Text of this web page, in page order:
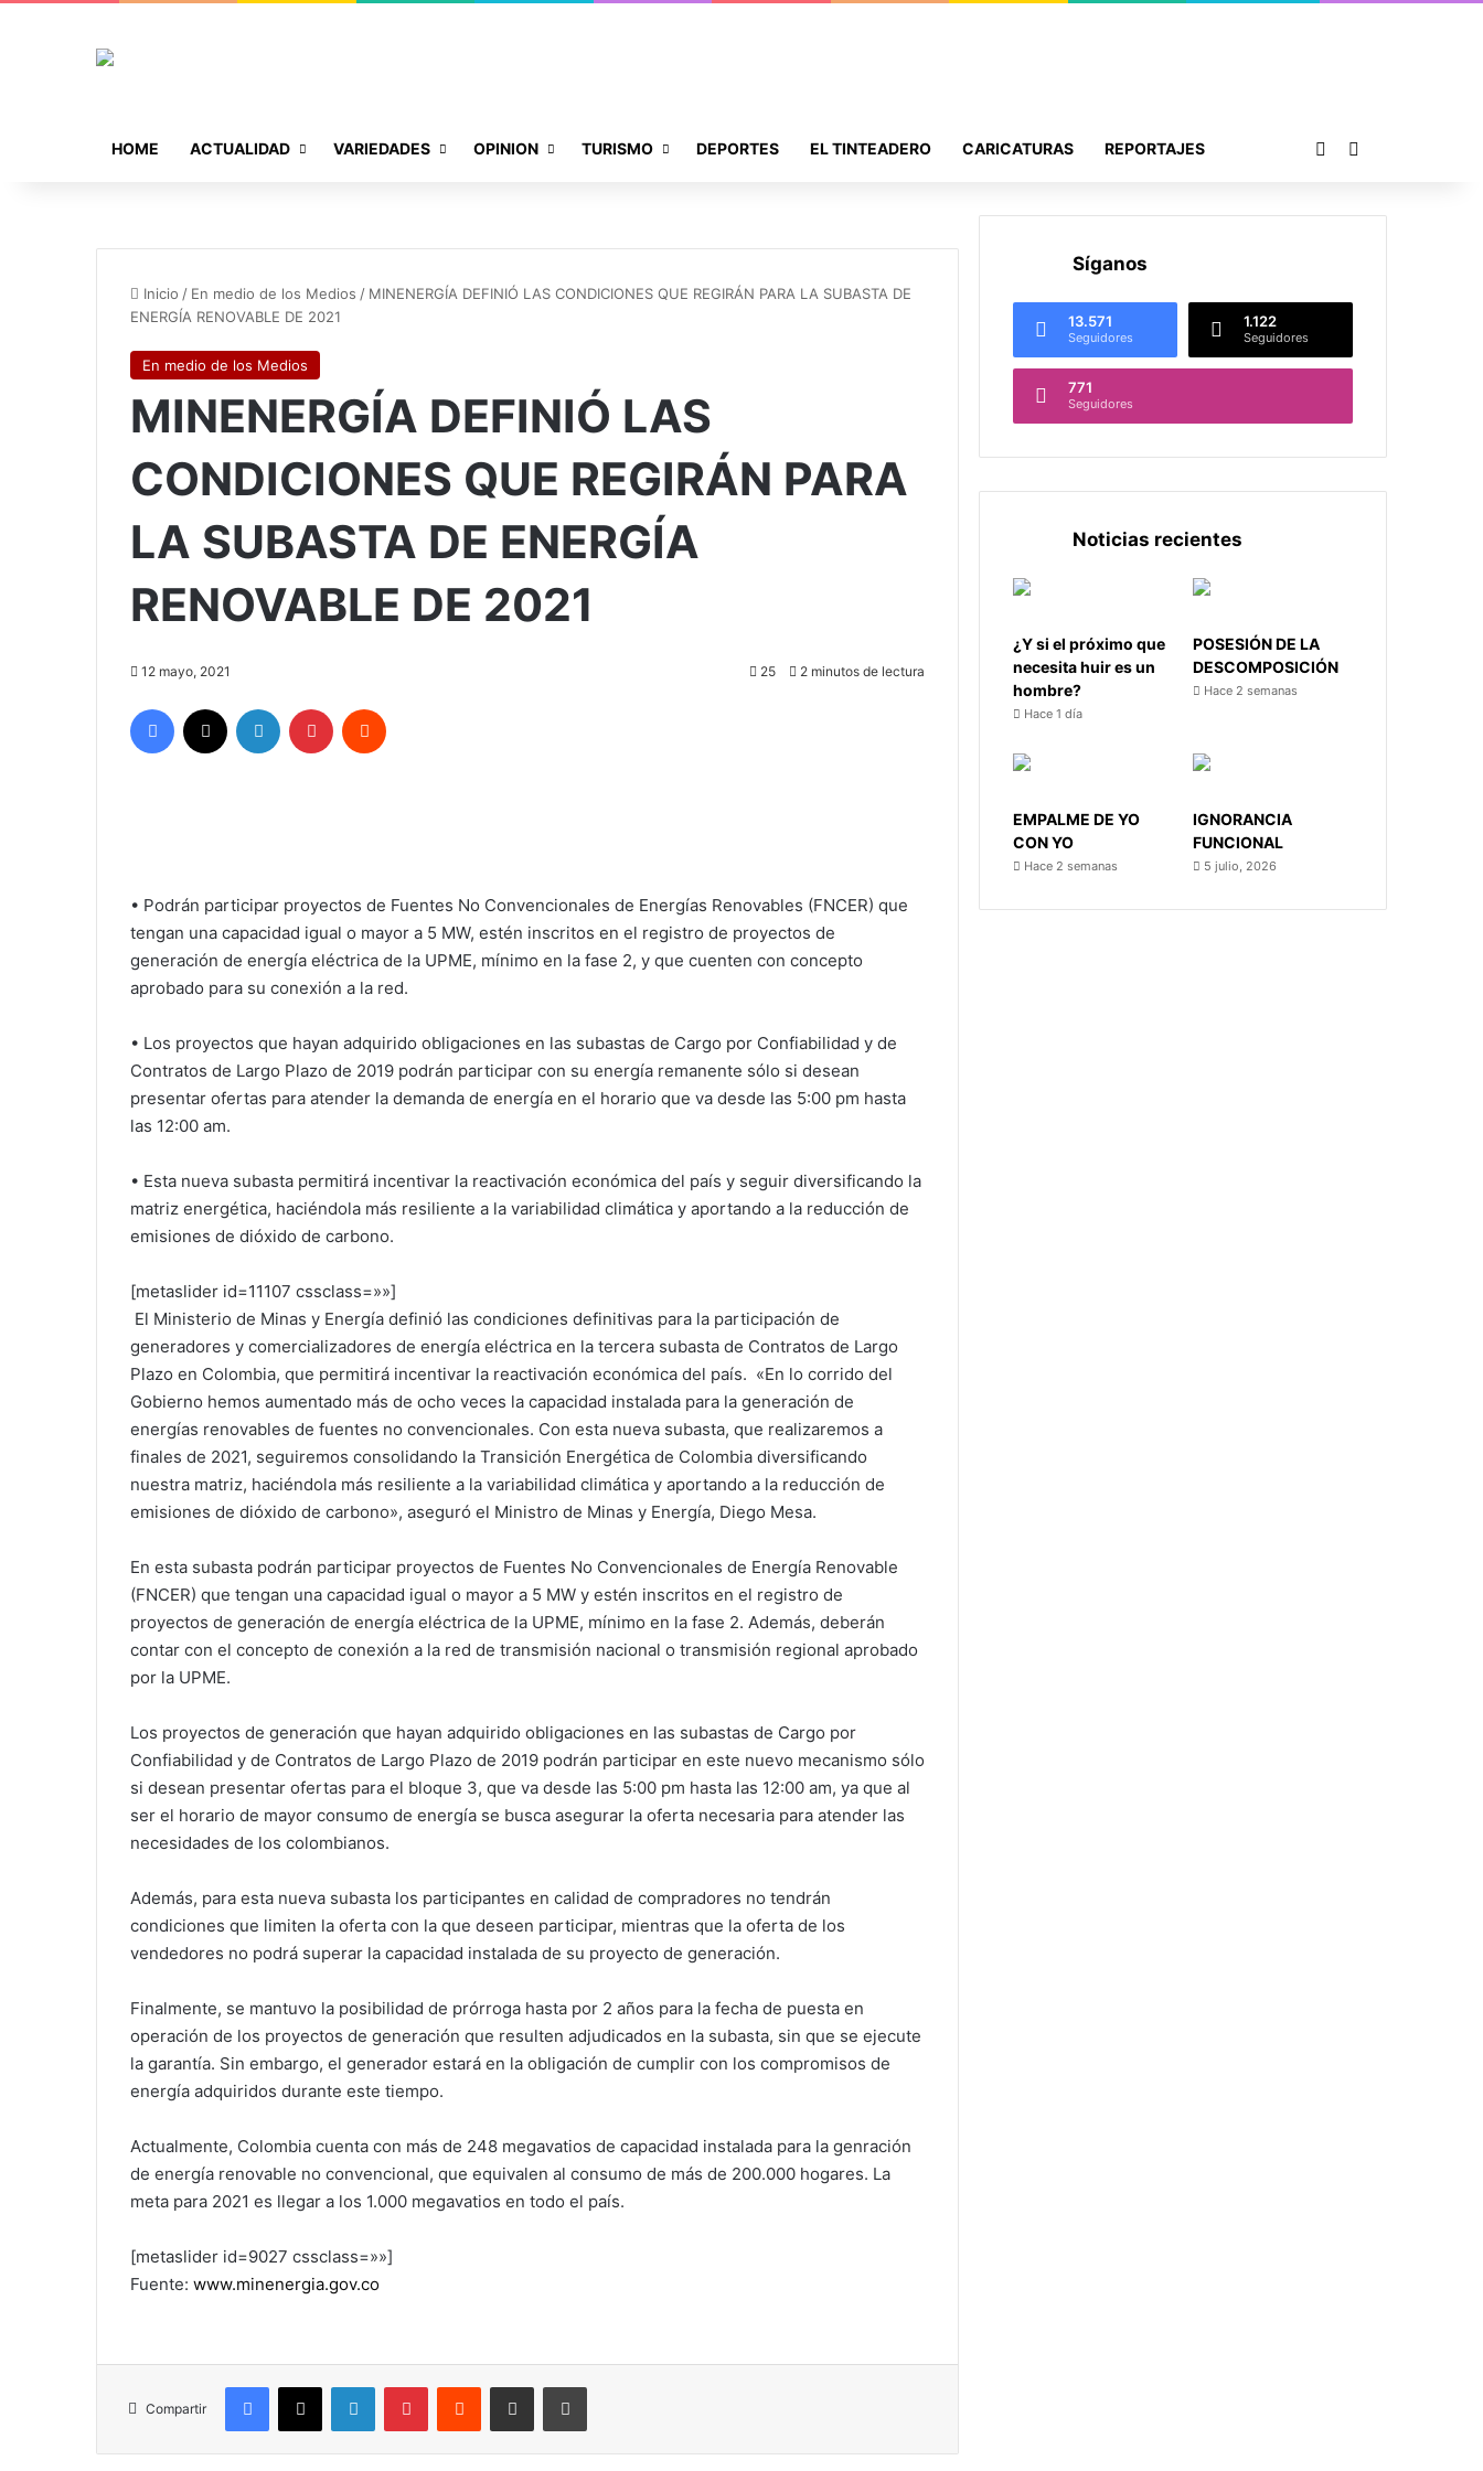
HOME ACTUALIDAD VARIEDADES OPINION TURISMO DEPORTES EL TINTEADERO CARICATURAS REPORTAJES Publicación al azar
Inicio / En medio de los Medios / MINENERGÍA DEFINIÓ LAS CONDICIONES QUE REGIRÁN PARA LA SUBASTA DE
ENERGÍA RENOVABLE DE 2021
En medio de los Medios
MINENERGÍA DEFINIÓ LAS
CONDICIONES QUE REGIRÁN PARA
LA SUBASTA DE ENERGÍA
RENOVABLE DE 2021
12 mayo, 2021 25 2 minutos de lectura
Facebook LinkedIn Pinterest
• Podrán participar proyectos de Fuentes No Convencionales de Energías Renovables (FNCER) que
tengan una capacidad igual o mayor a 5 MW, estén inscritos en el registro de proyectos de
generación de energía eléctrica de la UPME, mínimo en la fase 2, y que cuenten con concepto
aprobado para su conexión a la red.
• Los proyectos que hayan adquirido obligaciones en las subastas de Cargo por Confiabilidad y de
Contratos de Largo Plazo de 2019 podrán participar con su energía remanente sólo si desean
presentar ofertas para atender la demanda de energía en el horario que va desde las 5:00 pm hasta
las 12:00 am.
• Esta nueva subasta permitirá incentivar la reactivación económica del país y seguir diversificando la
matriz energética, haciéndola más resiliente a la variabilidad climática y aportando a la reducción de
emisiones de dióxido de carbono.
[metaslider id=11107 cssclass=»»]
El Ministerio de Minas y Energía definió las condiciones definitivas para la participación de
generadores y comercializadores de energía eléctrica en la tercera subasta de Contratos de Largo
Plazo en Colombia, que permitirá incentivar la reactivación económica del país. «En lo corrido del
Gobierno hemos aumentado más de ocho veces la capacidad instalada para la generación de
energías renovables de fuentes no convencionales. Con esta nueva subasta, que realizaremos a
finales de 2021, seguiremos consolidando la Transición Energética de Colombia diversificando
nuestra matriz, haciéndola más resiliente a la variabilidad climática y aportando a la reducción de
emisiones de dióxido de carbono», aseguró el Ministro de Minas y Energía, Diego Mesa.
En esta subasta podrán participar proyectos de Fuentes No Convencionales de Energía Renovable
(FNCER) que tengan una capacidad igual o mayor a 5 MW y estén inscritos en el registro de
proyectos de generación de energía eléctrica de la UPME, mínimo en la fase 2. Además, deberán
contar con el concepto de conexión a la red de transmisión nacional o transmisión regional aprobado
por la UPME.
Los proyectos de generación que hayan adquirido obligaciones en las subastas de Cargo por
Confiabilidad y de Contratos de Largo Plazo de 2019 podrán participar en este nuevo mecanismo sólo
si desean presentar ofertas para el bloque 3, que va desde las 5:00 pm hasta las 12:00 am, ya que al
ser el horario de mayor consumo de energía se busca asegurar la oferta necesaria para atender las
necesidades de los colombianos.
Además, para esta nueva subasta los participantes en calidad de compradores no tendrán
condiciones que limiten la oferta con la que deseen participar, mientras que la oferta de los
vendedores no podrá superar la capacidad instalada de su proyecto de generación.
Finalmente, se mantuvo la posibilidad de prórroga hasta por 2 años para la fecha de puesta en
operación de los proyectos de generación que resulten adjudicados en la subasta, sin que se ejecute
la garantía. Sin embargo, el generador estará en la obligación de cumplir con los compromisos de
energía adquiridos durante este tiempo.
Actualmente, Colombia cuenta con más de 248 megavatios de capacidad instalada para la genración
de energía renovable no convencional, que equivalen al consumo de más de 200.000 hogares. La
meta para 2021 es llegar a los 1.000 megavatios en todo el país.
[metaslider id=9027 cssclass=»»]
Fuente: www.minenergia.gov.co
Compartir
Facebook
X LinkedInPinterestReddit Compartir por correo electrónicoImprimir
Síganos
13.571
Seguidores
1.122
Seguidores
771
Seguidores
Noticias recientes
¿Y si el próximo que
necesita huir es un
hombre?
Hace 1 día
POSESIÓN DE LA
DESCOMPOSICIÓN
Hace 2 semanas
EMPALME DE YO
CON YO
Hace 2 semanas
IGNORANCIA
FUNCIONAL
5 julio, 2026